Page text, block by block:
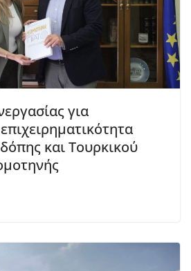
για
και Τουρκικού